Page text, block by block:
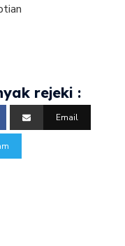
rejeki :
Email